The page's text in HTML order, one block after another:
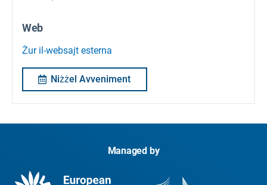
Web
Żur il-websajt esterna
Niżżel Avveniment
Managed by